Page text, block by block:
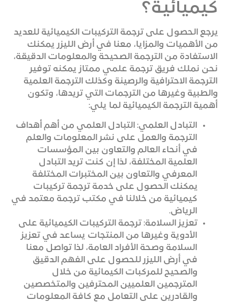
كيميائية؟
يرجع الحصول على ترجمة التركيبات الكيميائية للعديد
من الأهميات والمزايا، معنا في أرض الليزر يمكنك
الاستفادة من الترجمة الصحيحة والمعلومات الدقيقة،
نحن نملك فريق ترجمة علمي ممتاز يمكنه توفير
الترجمة الاحترافية والرصينة وكذلك الترجمة العلمية
والطبية وغيرها من الترجمات التي تريدها، وتكون
أهمية الترجمة الكيميائية لما يلي:
التبادل العلمي: التبادل العلمي من أهم أهداف
الترجمة والعمل على نشر المعلومات والعلم
في أنحاء العالم والتعاون بين المؤسسات
العلمية المختلفة، لذا إن كنت تريد التبادل
المعرفي والتعاون بين المختبرات المختلفة
يمكنك الحصول على خدمة ترجمة تركيبات
كيميائية من خلالنا في مكتب ترجمة معتمد في
الرياض.
تعزيز السلامة: ترجمة التركيبات الكيميائية على
الأدوية وغيرها من المنتجات يساعد في تعزيز
السلامة وصحة الأفراد العامة، لذا تواصل معنا
في أرض الليزر للحصول على الفهم الدقيق
والصحيح للمركبات الكيمائية من خلال
المترجمين العلميين المحترفين والمتخصصين
والقادرين على التعامل مع كافة المعلومات